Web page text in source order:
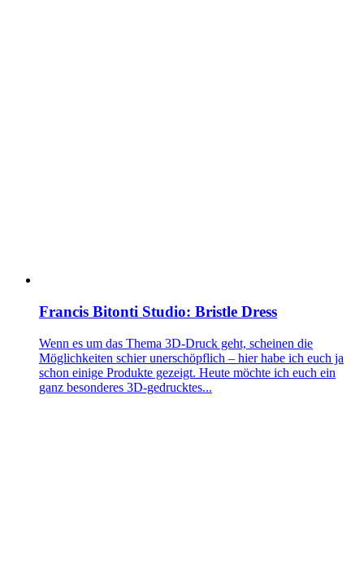
Francis Bitonti Studio: Bristle Dress
Wenn es um das Thema 3D-Druck geht, scheinen die
Möglichkeiten schier unerschöpflich – hier habe ich euch ja
schon einige Produkte gezeigt. Heute möchte ich euch ein
ganz besonderes 3D-gedrucktes...